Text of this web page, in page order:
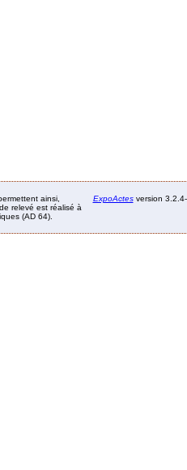
ainsi,
relevé est réalisé à
(AD 64).
ExpoActesversion